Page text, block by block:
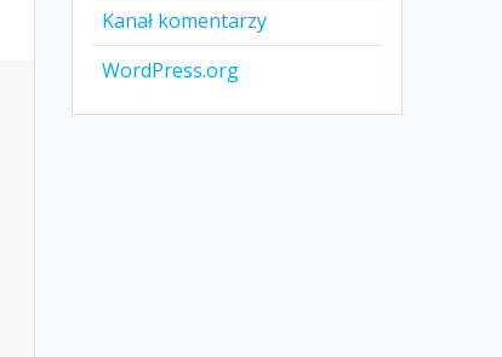
Kanał komentarzy
WordPress.org